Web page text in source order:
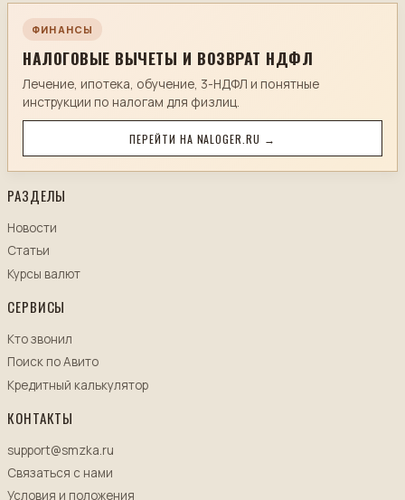
ФИНАНСЫ
НАЛОГОВЫЕ ВЫЧЕТЫ И ВОЗВРАТ НДФЛ
Лечение, ипотека, обучение, 3-НДФЛ и понятные
инструкции по налогам для физлиц.
ПЕРЕЙТИ НА NALOGER.RU →
РАЗДЕЛЫ
Новости
Статьи
Курсы валют
СЕРВИСЫ
Кто звонил
Поиск по Авито
Кредитный калькулятор
КОНТАКТЫ
support@smzka.ru
Связаться с нами
Условия и положения